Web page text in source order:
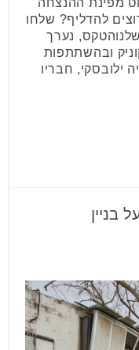
להדליף? שלחו
נערך
ובהשתתפות
ילובסקי, חבריו
בניין